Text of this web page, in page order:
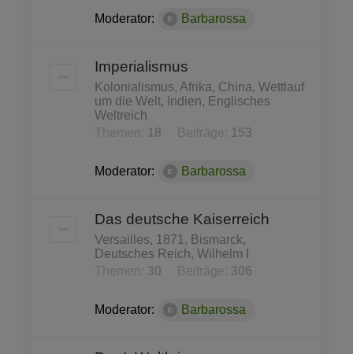
Moderator: Barbarossa
Imperialismus
Kolonialismus, Afrika, China, Wettlauf
um die Welt, Indien, Englisches
Weltreich
Themen:
18 Beiträge: 153
Moderator: Barbarossa
Das deutsche Kaiserreich
Versailles, 1871, Bismarck,
Deutsches Reich, Wilhelm I
Themen: 30 Beiträge: 306
Moderator: Barbarossa